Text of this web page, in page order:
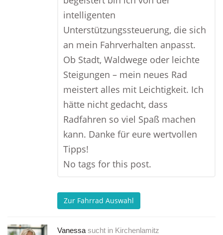
intelligenten
Unterstützungssteuerung, die sich
an mein Fahrverhalten anpasst.
Ob Stadt, Waldwege oder leichte
Steigungen – mein neues Rad
meistert alles mit Leichtigkeit. Ich
hätte nicht gedacht, dass
Radfahren so viel Spaß machen
kann. Danke für eure wertvollen
Tipps!
No tags for this post.
Zur Fahrrad Auswahl
Vanessa sucht in Kirchenlamitz